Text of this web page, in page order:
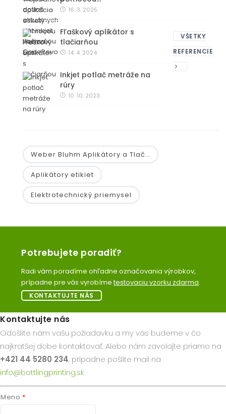
16. 3. 2025
Fľaškový aplikátor s
tlačiarňou
14. 4. 2024
Inkjet potlač metráže na
rúry
10. 10. 2023
VŠETKY
REFERENCIE
Weber Bluhm Aplikátory a Tlač…
Aplikátory etikiet
Elektrotechnický priemysel
Potrebujete poradiť?
Radi vám poradíme ohľadne označovania výrobkov,
prípadne pre vás vyrobímetestovaciu vzorku zdarma.
KONTAKTUJTE NÁS
Kontaktujte nás
Odošlite nám vašu požiadavku a my vás budeme v čo
najkratšej dobe kontaktovať. Alebo nám zavolajte priamo na
+421 44 5280 234, prípadne pošlite mail na
info@bottlingprinting.sk
Meno